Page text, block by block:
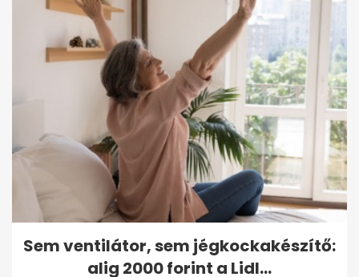
Sem ventilátor, sem jégkockakészítő:
alig 2000 forint a Lidl...